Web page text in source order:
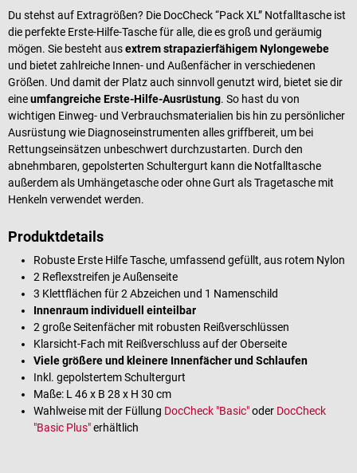
Du stehst auf Extragrößen? Die DocCheck “Pack XL” Notfalltasche ist
die perfekte Erste-Hilfe-Tasche für alle, die es groß und geräumig
mögen. Sie besteht ausextrem strapazierfähigem Nylongewebe
und bietet zahlreiche Innen- und Außenfächer in verschiedenen
Größen. Und damit der Platz auch sinnvoll genutzt wird, bietet sie dir
eineumfangreiche Erste-Hilfe-Ausrüstung. So hast du von
wichtigen Einweg- und Verbrauchsmaterialien bis hin zu persönlicher
Ausrüstung wie Diagnoseinstrumenten alles griffbereit, um bei
Rettungseinsätzen unbeschwert durchzustarten. Durch den
abnehmbaren, gepolsterten Schultergurt kann die Notfalltasche
außerdem als Umhängetasche oder ohne Gurt als Tragetasche mit
Henkeln verwendet werden.
Produktdetails
Robuste Erste Hilfe Tasche, umfassend gefüllt, aus rotem Nylon
2 Reflexstreifen je Außenseite
3 Klettflächen für 2 Abzeichen und 1 Namenschild
Innenraum individuell einteilbar
2 große Seitenfächer mit robusten Reißverschlüssen
Klarsicht-Fach mit Reißverschluss auf der Oberseite
Viele größere und kleinere Innenfächer und Schlaufen
Inkl. gepolstertem Schultergurt
Maße: L 46 x B 28 x H 30 cm
Wahlweise mit der Füllung DocCheck "Basic"oder DocCheck
"Basic Plus"erhältlich